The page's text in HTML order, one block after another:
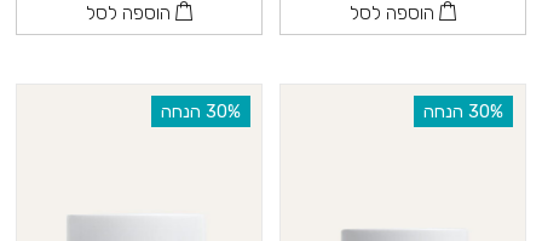
הוספה לסל הוספה לסל
‫30% הנחה ‫30% הנחה